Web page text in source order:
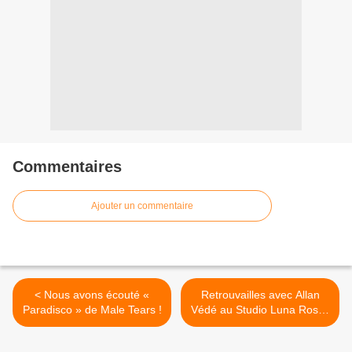
Commentaires
Ajouter un commentaire
< Nous avons écouté «
Paradisco » de Male Tears !
Retrouvailles avec Allan
Védé au Studio Luna Rossa
à l’occasion de la parution